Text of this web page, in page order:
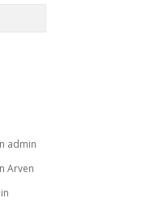
admin
Arven